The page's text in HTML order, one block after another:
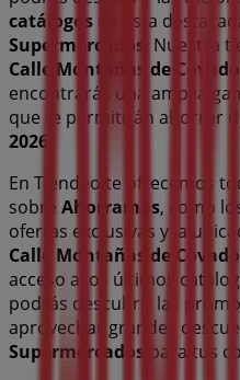
catálogos de esta
Supermercados . Nuestra
Calle Montañas de
encontrarás una amplia
que te permitirán ahorrar
2026
En Tiendeo te ofrecemos
sobre Ahorramas, como
ofertas exclusivas y la
Calle Montañas de
acceso a los últimos
podrás descubrir las
aprovechar grandes
Supermercados para tus